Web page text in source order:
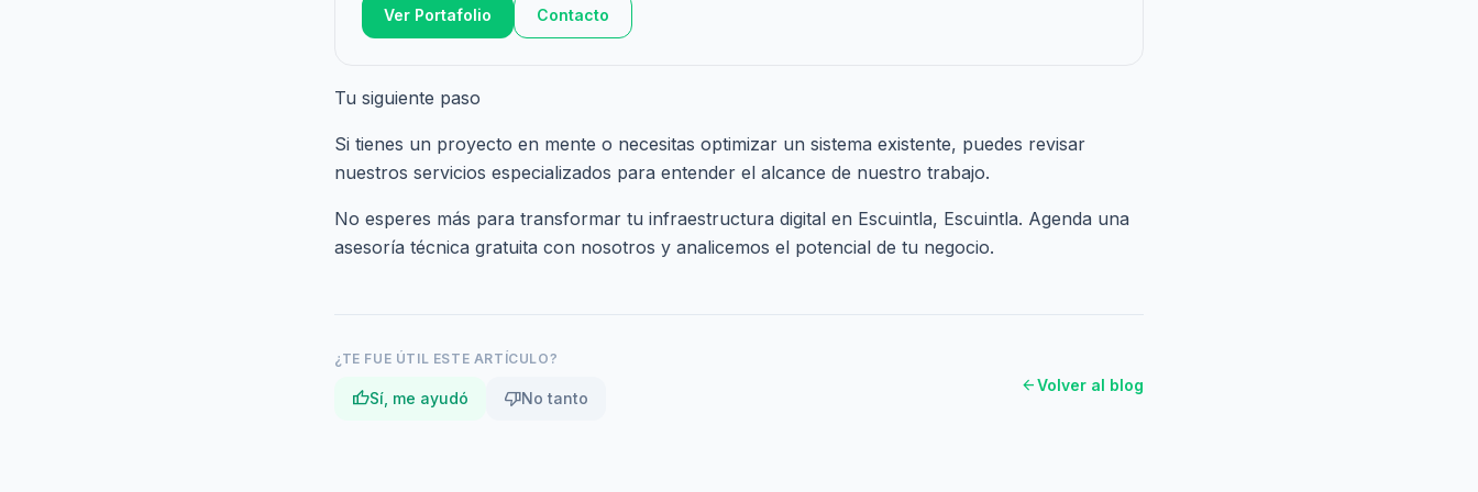
Ver Portafolio Contacto
Tu siguiente paso
Si tienes un proyecto en mente o necesitas optimizar un sistema existente, puedes revisar
nuestros servicios especializados para entender el alcance de nuestro trabajo.
No esperes más para transformar tu infraestructura digital en Escuintla, Escuintla. Agenda una
asesoría técnica gratuita con nosotros y analicemos el potencial de tu negocio.
¿TE FUE ÚTIL ESTE ARTÍCULO?
thumb_upSí, me ayudó thumb_downNo tanto
arrow_backVolver al blog